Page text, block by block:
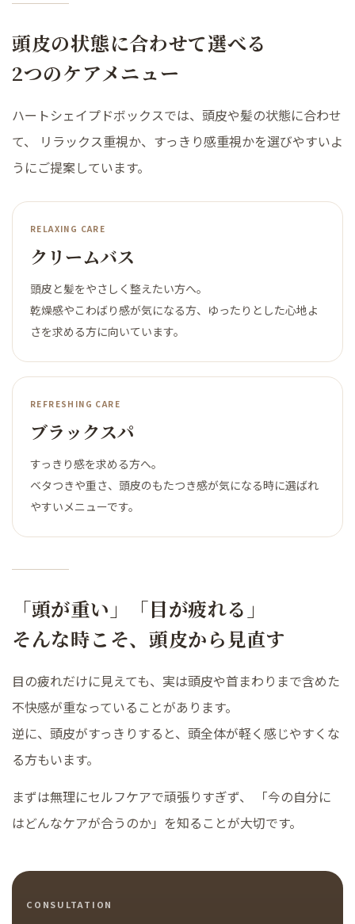
頭皮の状態に合わせて選べる
2つのケアメニュー
ハートシェイプドボックスでは、頭皮や髪の状態に合わせ
て、 リラックス重視か、すっきり感重視かを選びやすいよ
うにご提案しています。
RELAXING CARE
クリームバス
頭皮と髪をやさしく整えたい方へ。
乾燥感やこわばり感が気になる方、ゆったりとした心地よ
さを求める方に向いています。
REFRESHING CARE
ブラックスパ
すっきり感を求める方へ。
ベタつきや重さ、頭皮のもたつき感が気になる時に選ばれ
やすいメニューです。
「頭が重い」「目が疲れる」
そんな時こそ、頭皮から見直す
目の疲れだけに見えても、実は頭皮や首まわりまで含めた
不快感が重なっていることがあります。
逆に、頭皮がすっきりすると、頭全体が軽く感じやすくな
る方もいます。
まずは無理にセルフケアで頑張りすぎず、 「今の自分に
はどんなケアが合うのか」を知ることが大切です。
CONSULTATION